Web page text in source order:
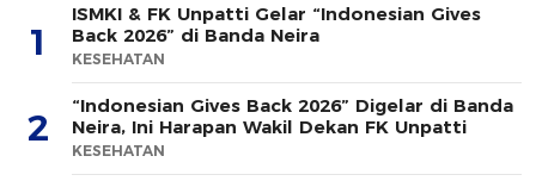
1
ISMKI & FK Unpatti Gelar “Indonesian Gives
Back 2026” di Banda Neira
KESEHATAN
2
“Indonesian Gives Back 2026” Digelar di Banda
Neira, Ini Harapan Wakil Dekan FK Unpatti
KESEHATAN